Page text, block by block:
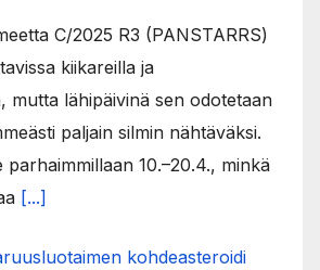
C/2025 R3 (PANSTARRS)
kiikareilla ja
mutta lähipäivinä sen odotetaan
paljain silmin nähtäväksi.
parhaimmillaan 10.–20.4., minkä
[...]
kohdeasteroidi